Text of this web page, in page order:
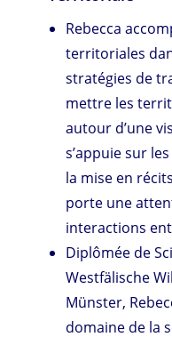
Rebecca
territoriales
stratégies de
mettre les
autour d’une
s’appuie sur
la mise en
porte une
interactions
Diplômée de
Westfälische
Münster,
domaine de la